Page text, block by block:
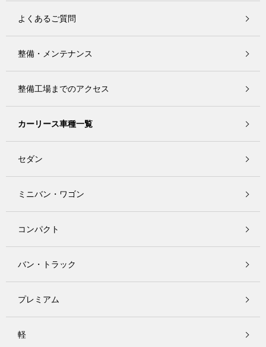
よくあるご質問
整備・メンテナンス
整備工場までのアクセス
カーリース車種一覧
セダン
ミニバン・ワゴン
コンパクト
バン・トラック
プレミアム
軽